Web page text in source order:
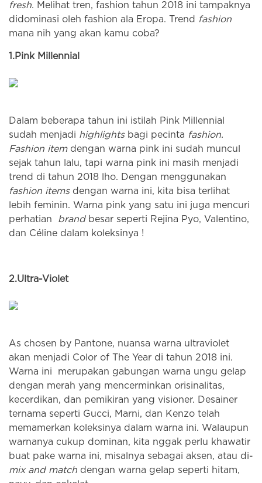
fresh. Melihat tren, fashion tahun 2018 ini tampaknya
didominasi oleh fashion ala Eropa. Trend
fashion
mana nih yang akan kamu coba?
1.Pink Mil lennial
Dalam beberapa tahun ini istilah Pink Millennial
sudah menjadi highlightsbagi pecinta fashion.
Fashion itemdengan warna pink ini sudah muncul
sejak tahun lalu, tapi warna pink ini masih menjadi
trend di tahun 2018 lho. Dengan menggunakan
fashion itemsdengan warna ini, kita bisa terlihat
lebih feminin. Warna pink yang satu ini juga mencuri
perhatian brandbesar seperti Rejina Pyo, Valentino,
dan Céline dalam koleksinya !
2.Ultra-Violet
As chosen by Pantone, nuansa warna ultraviolet
akan menjadi Color of The Year di tahun 2018 ini.
Warna ini merupakan gabungan warna ungu gelap
dengan merah yang mencerminkan orisinalitas,
kecerdikan, dan pemikiran yang visioner. Desainer
ternama seperti Gucci, Marni, dan Kenzo telah
memamerkan koleksinya dalam warna ini. Walaupun
warnanya cukup dominan, kita nggak perlu khawatir
buat pake warna ini, misalnya sebagai aksen, atau di-
mix and match dengan warna gelap seperti hitam,